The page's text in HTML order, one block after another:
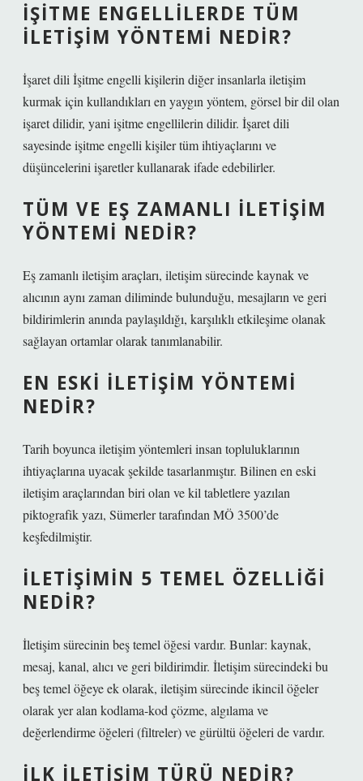
İŞITME ENGELLILERDE TÜM
ILETIŞIM YÖNTEMI NEDIR?
İşaret dili İşitme engelli kişilerin diğer insanlarla iletişim
kurmak için kullandıkları en yaygın yöntem, görsel bir dil olan
işaret dilidir, yani işitme engellilerin dilidir. İşaret dili
sayesinde işitme engelli kişiler tüm ihtiyaçlarını ve
düşüncelerini işaretler kullanarak ifade edebilirler.
TÜM VE EŞ ZAMANLI ILETIŞIM
YÖNTEMI NEDIR?
Eş zamanlı iletişim araçları, iletişim sürecinde kaynak ve
alıcının aynı zaman diliminde bulunduğu, mesajların ve geri
bildirimlerin anında paylaşıldığı, karşılıklı etkileşime olanak
sağlayan ortamlar olarak tanımlanabilir.
EN ESKI ILETIŞIM YÖNTEMI
NEDIR?
Tarih boyunca iletişim yöntemleri insan topluluklarının
ihtiyaçlarına uyacak şekilde tasarlanmıştır. Bilinen en eski
iletişim araçlarından biri olan ve kil tabletlere yazılan
piktografik yazı, Sümerler tarafından MÖ 3500’de
keşfedilmiştir.
İLETIŞIMIN 5 TEMEL ÖZELLIĞI
NEDIR?
İletişim sürecinin beş temel öğesi vardır. Bunlar: kaynak,
mesaj, kanal, alıcı ve geri bildirimdir. İletişim sürecindeki bu
beş temel öğeye ek olarak, iletişim sürecinde ikincil öğeler
olarak yer alan kodlama-kod çözme, algılama ve
değerlendirme öğeleri (filtreler) ve gürültü öğeleri de vardır.
İLK ILETIŞIM TÜRÜ NEDIR?